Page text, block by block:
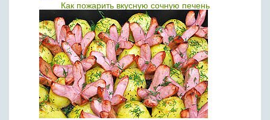
Как пожарить вкусную сочную печень